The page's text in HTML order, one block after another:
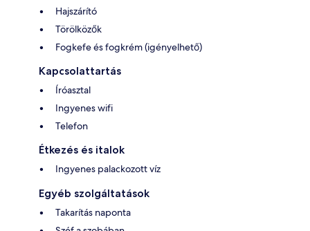
Hajszárító
Törölközők
Fogkefe és fogkrém (igényelhető)
Kapcsolattartás
Íróasztal
Ingyenes wifi
Telefon
Étkezés és italok
Ingyenes palackozott víz
Egyéb szolgáltatások
Takarítás naponta